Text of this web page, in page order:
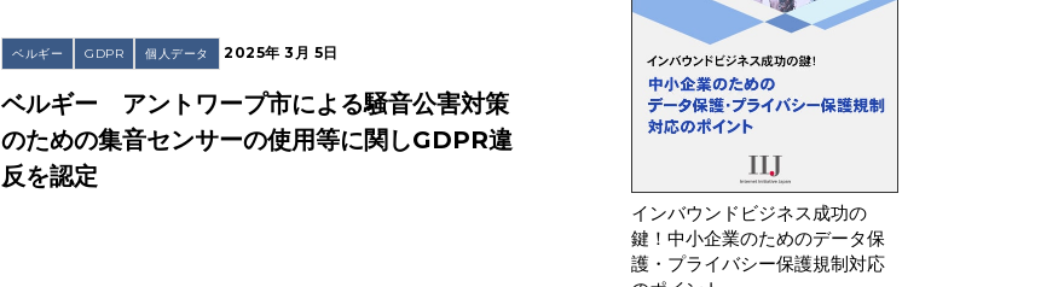
ベルギー GDPR 個人データ 2025年 3月 5日
ベルギー アントワープ市による騒音公害対策
のための集音センサーの使用等に関しGDPR違
反を認定
インバウンドビジネス成功の
鍵！中小企業のためのデータ保
護・プライバシー保護規制対応